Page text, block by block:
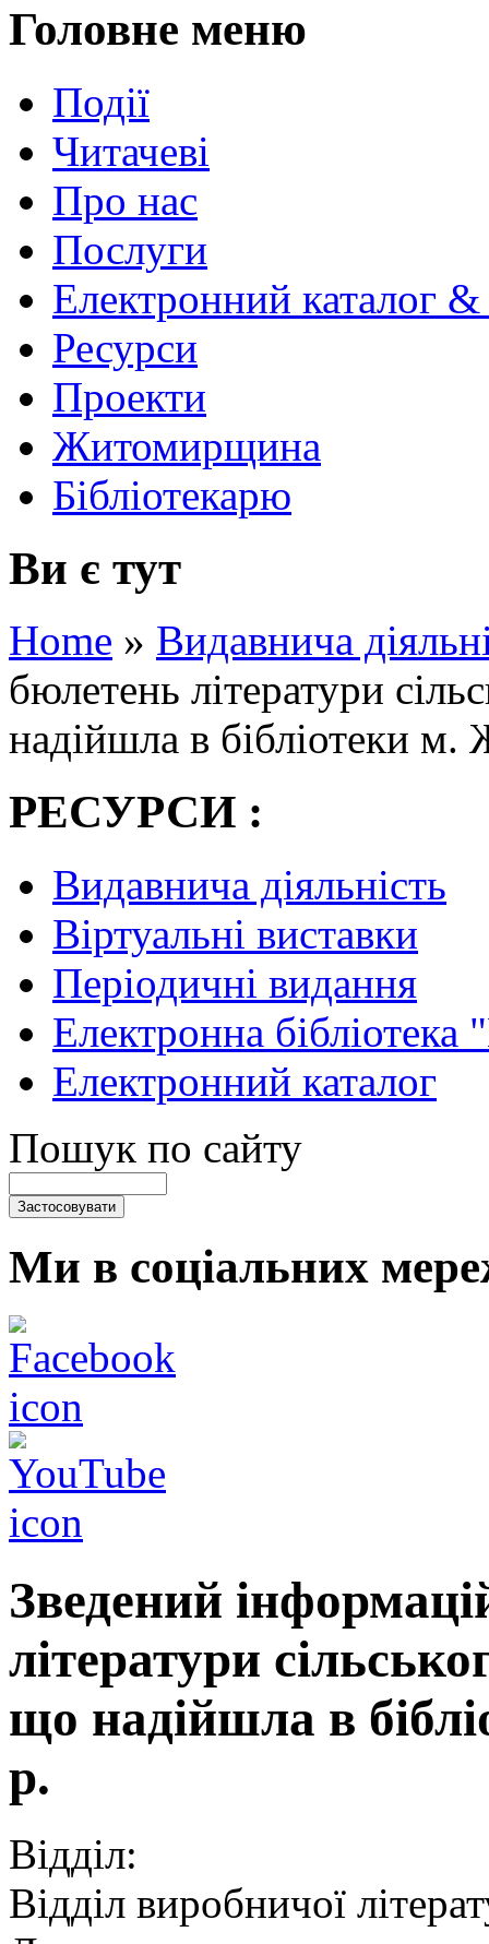
Головне меню
Події
Читачеві
Про нас
Послуги
Електронний каталог
Ресурси
Проекти
Житомирщина
Бібліотекарю
Ви є тут
Home » Видавнича
бюлетень літератури
надійшла в бібліотеки
РЕСУРСИ :
Видавнича діяльність
Віртуальні виставки
Періодичні видання
Електронна
Електронний каталог
Пошук по сайту
Ми в соціальних
Зведений
літератури
що надійшла в
р.
Відділ:
Відділ виробничої